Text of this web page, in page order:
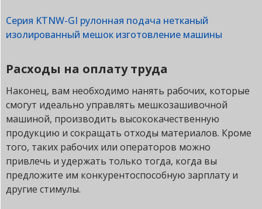
Серия KTNW-GI рулонная подача нетканый
изолированный мешок изготовление машины
Расходы на оплату труда
Наконец, вам необходимо нанять рабочих, которые
смогут идеально управлять мешкозашивочной
машиной, производить высококачественную
продукцию и сокращать отходы материалов. Кроме
того, таких рабочих или операторов можно
привлечь и удержать только тогда, когда вы
предложите им конкурентоспособную зарплату и
другие стимулы.